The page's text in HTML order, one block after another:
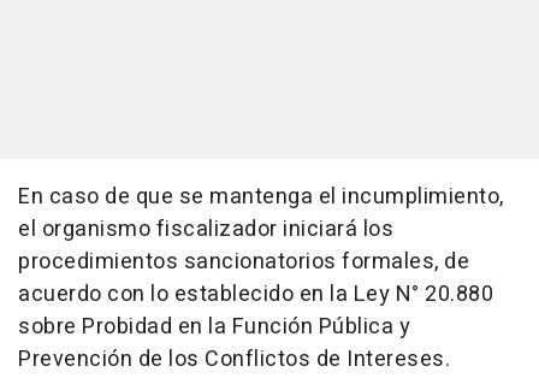
En caso de que se mantenga el incumplimiento,
el organismo fiscalizador iniciará los
procedimientos sancionatorios formales, de
acuerdo con lo establecido en la Ley N° 20.880
sobre Probidad en la Función Pública y
Prevención de los Conflictos de Intereses.